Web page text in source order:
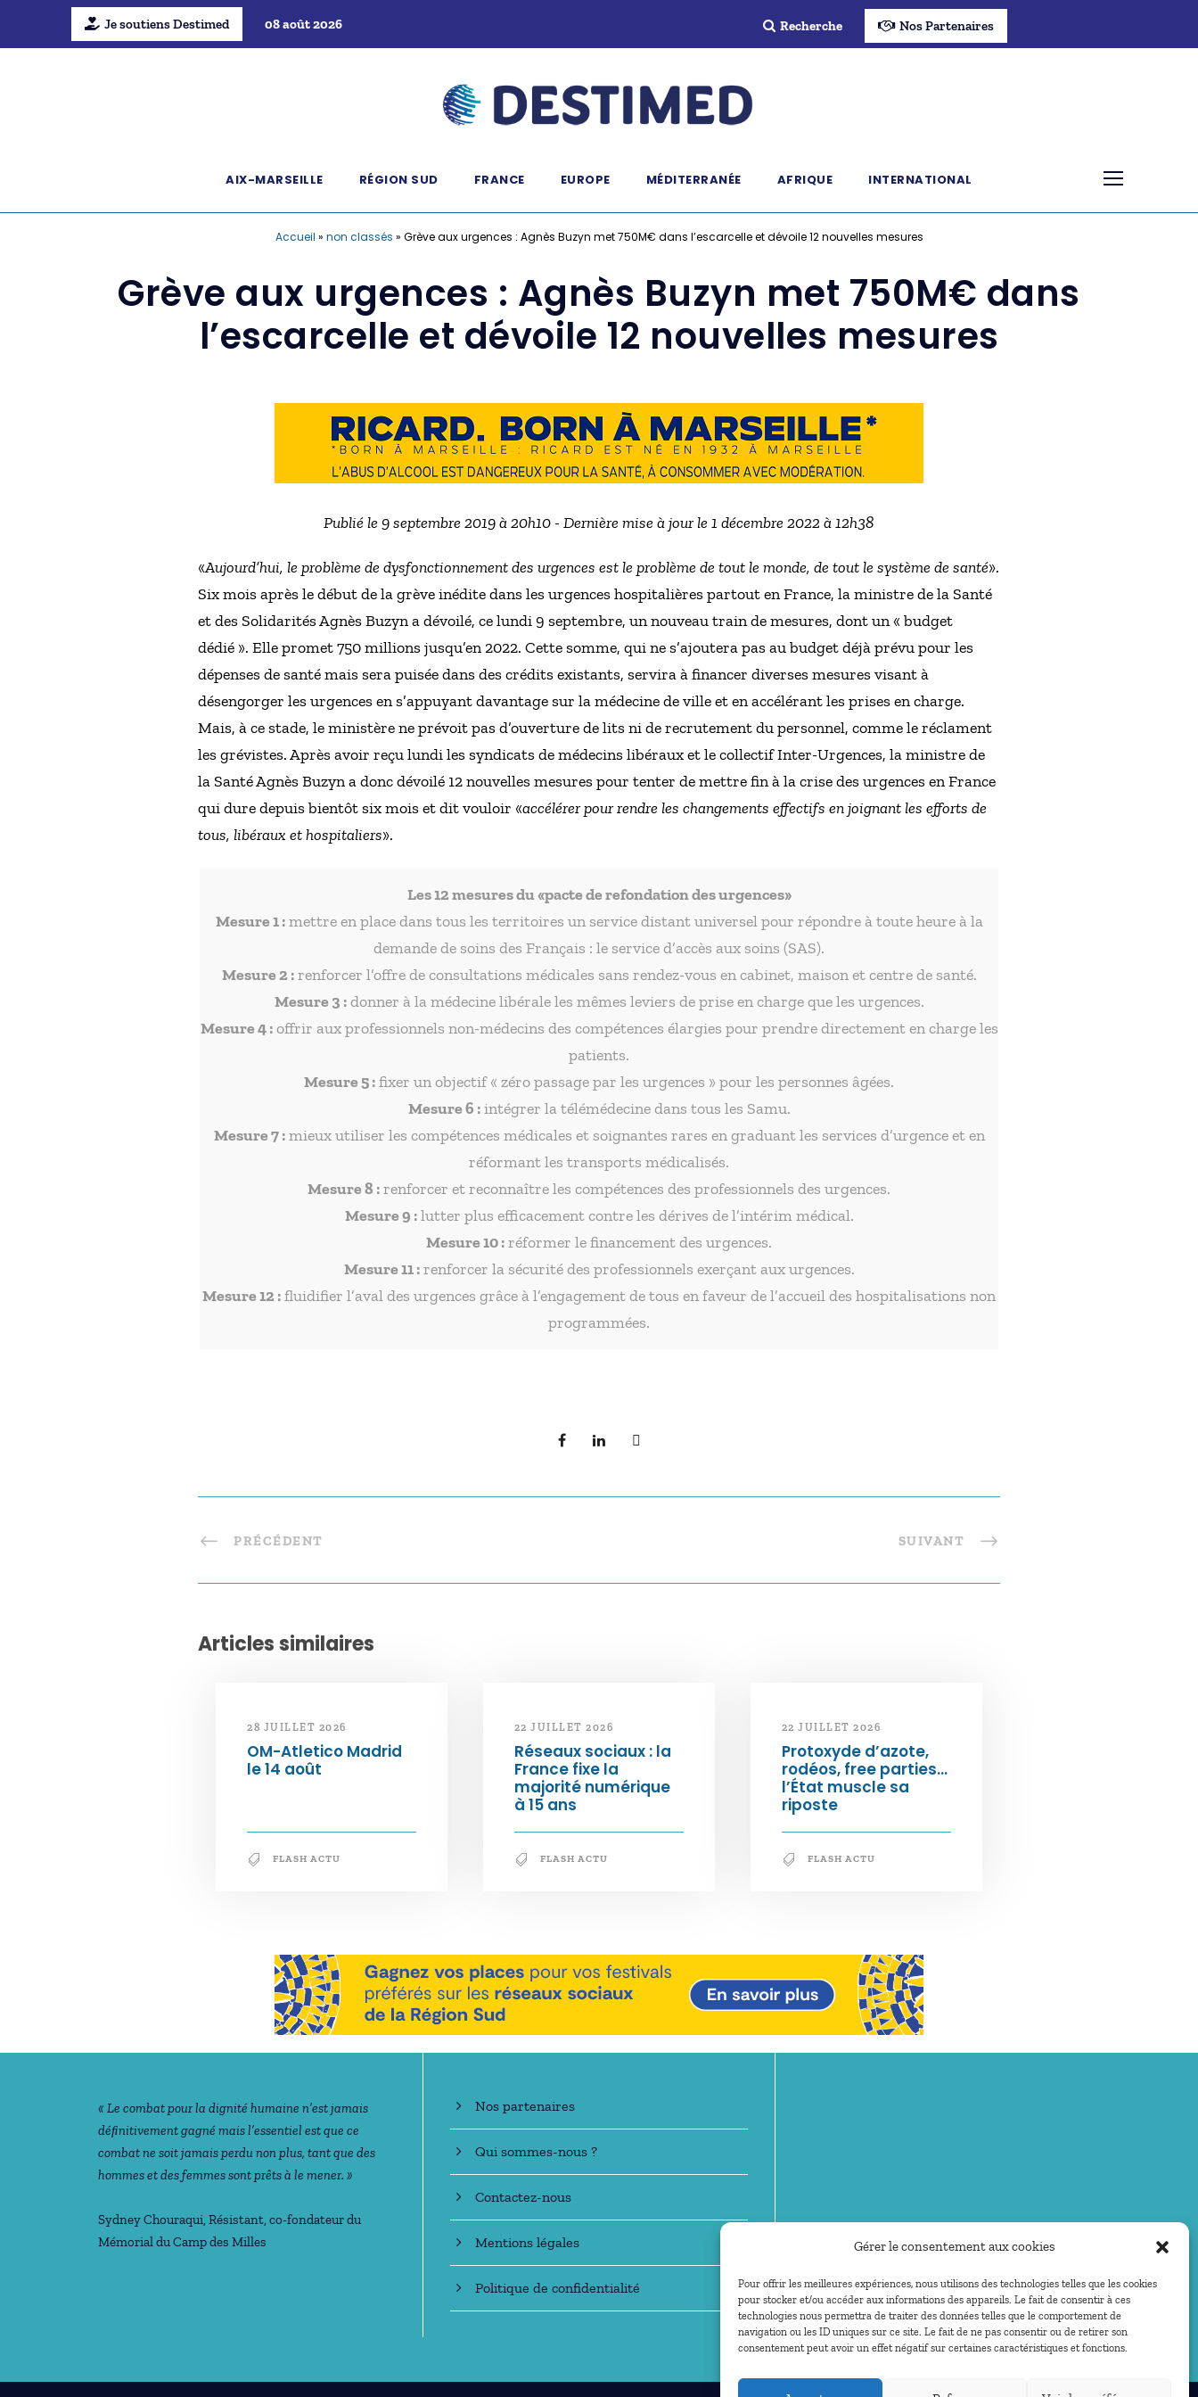
Gérer le consentement aux cookies
Pour offrir les meilleures expériences, nous utilisons des technologies telles que les cookies
pour stocker et/ou accéder aux informations des appareils. Le fait de consentir à ces
technologies nous permettra de traiter des données telles que le comportement de
navigation ou les ID uniques sur ce site. Le fait de ne pas consentir ou de retirer son
consentement peut avoir un effet négatif sur certaines caractéristiques et fonctions.
Je soutiens Destimed 08 août 2026 Recherche Nos Partenaires
AIX-MARSEILLE RÉGION SUD FRANCE EUROPE MÉDITERRANÉE AFRIQUE INTERNATIONAL
Accueil » non classés » Grève aux urgences : Agnès Buzyn met 750M€ dans l’escarcelle et dévoile 12 nouvelles mesures
Grève aux urgences : Agnès Buzyn met 750M€ dans
l’escarcelle et dévoile 12 nouvelles mesures
Publié le 9 septembre 2019 à 20h10 - Dernière mise à jour le 1 décembre 2022 à 12h38
«Aujourd’hui, le problème de dysfonctionnement des urgences est le problème de tout le monde, de tout le système de santé».
Six mois après le début de la grève inédite dans les urgences hospitalières partout en France, la ministre de la Santé
et des Solidarités Agnès Buzyn a dévoilé, ce lundi 9 septembre, un nouveau train de mesures, dont un « budget
dédié ». Elle promet 750 millions jusqu’en 2022. Cette somme, qui ne s’ajoutera pas au budget déjà prévu pour les
dépenses de santé mais sera puisée dans des crédits existants, servira à financer diverses mesures visant à
désengorger les urgences en s’appuyant davantage sur la médecine de ville et en accélérant les prises en charge.
Mais, à ce stade, le ministère ne prévoit pas d’ouverture de lits ni de recrutement du personnel, comme le réclament
les grévistes. Après avoir reçu lundi les syndicats de médecins libéraux et le collectif Inter-Urgences, la ministre de
la Santé Agnès Buzyn a donc dévoilé 12 nouvelles mesures pour tenter de mettre fin à la crise des urgences en France
qui dure depuis bientôt six mois et dit vouloir «accélérer pour rendre les changements effectifs en joignant les efforts de
tous, libéraux et hospitaliers».
Les 12 mesures du «pacte de refondation des urgences»
Mesure 1 :mettre en place dans tous les territoires un service distant universel pour répondre à toute heure à la
demande de soins des Français : le service d’accès aux soins (SAS).
Mesure 2 :renforcer l’offre de consultations médicales sans rendez-vous en cabinet, maison et centre de santé.
Mesure 3 :donner à la médecine libérale les mêmes leviers de prise en charge que les urgences.
Mesure 4 :offrir aux professionnels non-médecins des compétences élargies pour prendre directement en charge les
patients.
Mesure 5 :fixer un objectif « zéro passage par les urgences » pour les personnes âgées.
Mesure 6 :intégrer la télémédecine dans tous les Samu.
Mesure 7 :mieux utiliser les compétences médicales et soignantes rares en graduant les services d’urgence et en
réformant les transports médicalisés.
Mesure 8 :renforcer et reconnaître les compétences des professionnels des urgences.
Mesure 9 :lutter plus efficacement contre les dérives de l’intérim médical.
Mesure 10 :réformer le financement des urgences.
Mesure 11 :renforcer la sécurité des professionnels exerçant aux urgences.
Mesure 12 :fluidifier l’aval des urgences grâce à l’engagement de tous en faveur de l’accueil des hospitalisations non
programmées.
PRÉCÉDENT SUIVANT
Articles similaires
28 JUILLET 2026
OM-Atletico Madrid
le 14 août
FLASH ACTU
22 JUILLET 2026
Réseaux sociaux : la
France fixe la
majorité numérique
à 15 ans
FLASH ACTU
22 JUILLET 2026
Protoxyde d’azote,
rodéos, free parties…
l’État muscle sa
riposte
FLASH ACTU
Notre philosophie
« Le combat pour la dignité humaine n’est jamais
déﬁnitivement gagné mais l’essentiel est que ce
combat ne soit jamais perdu non plus, tant que des
hommes et des femmes sont prêts à le mener. »
Sydney Chouraqui, Résistant, co-fondateur du
Mémorial du Camp des Milles
En savoir +
Nos partenaires
Qui sommes-nous ?
Contactez-nous
Mentions légales
Politique de confidentialité